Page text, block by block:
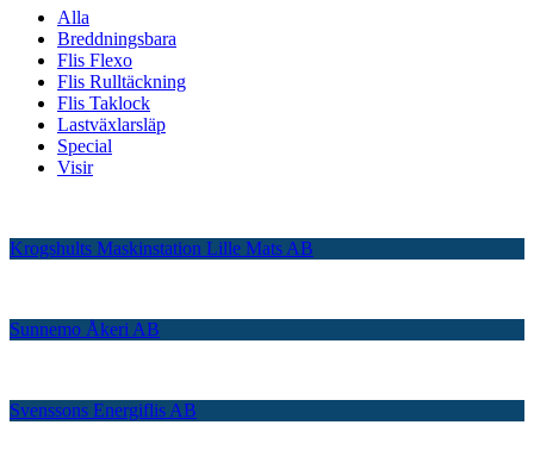
Alla
Breddningsbara
Flis Flexo
Flis Rulltäckning
Flis Taklock
Lastväxlarsläp
Special
Visir
Krogshults Maskinstation Lille Mats AB
Sunnemo Åkeri AB
Svenssons Energiflis AB